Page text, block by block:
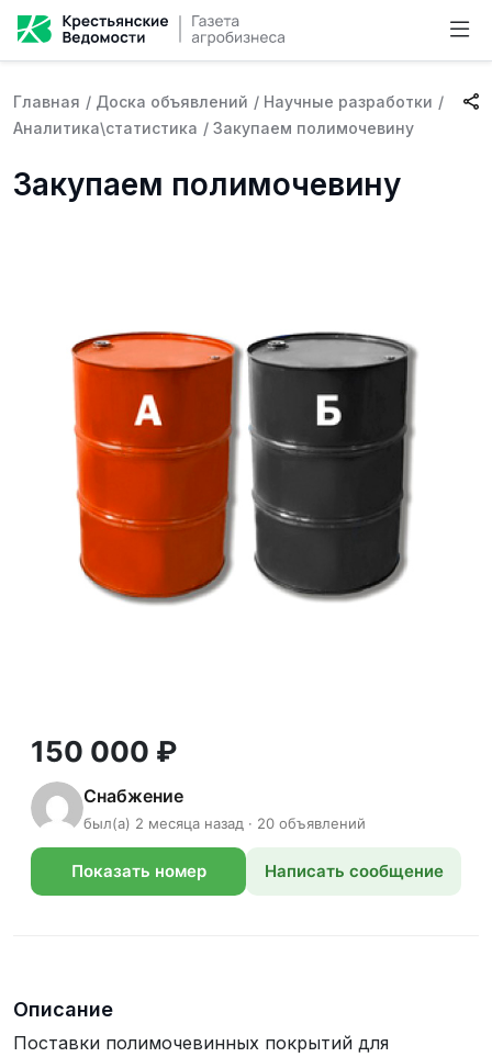
Главная / Доска объявлений / Научные разработки /
Аналитика\статистика / Закупаем полимочевину
Закупаем полимочевину
150 000 ₽
Снабжение
был(а) 2 месяца назад · 20 объявлений
Показать номер Написать сообщение
Описание
Поставки полимочевинных покрытий для